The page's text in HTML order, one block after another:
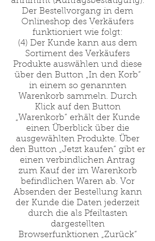
Der Bestellvorgang in dem
Onlineshop des Verkäufers
funktioniert wie folgt:
(4) Der Kunde kann aus dem
Sortiment des Verkäufers
Produkte auswählen und diese
über den Button „In den Korb“
in einem so genannten
Warenkorb sammeln. Durch
Klick auf den Button
„Warenkorb“ erhält der Kunde
einen Überblick über die
ausgewählten Produkte. Über
den Button „Jetzt kaufen“ gibt er
einen verbindlichen Antrag
zum Kauf der im Warenkorb
befindlichen Waren ab. Vor
Absenden der Bestellung kann
der Kunde die Daten jederzeit
durch die als Pfeiltasten
dargestellten
Browserfunktionen „Zurück“